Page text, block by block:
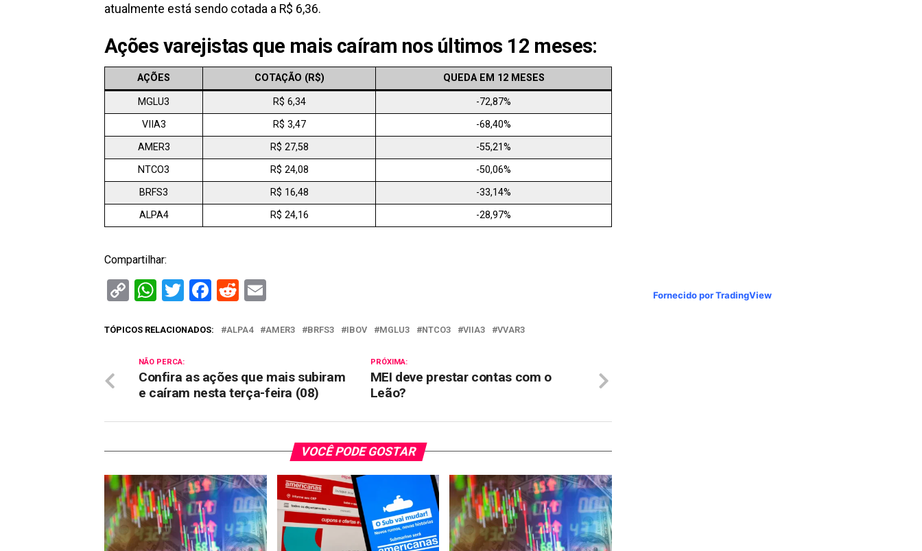
atualmente está sendo cotada a R$ 6,36.
Ações varejistas que mais caíram nos últimos 12 meses:
AÇÕES COTAÇÃO (R$) QUEDA EM 12 MESES
MGLU3 R$ 6,34
-72,87%
VIIA3
R$ 3,47
-68,40%
AMER3
R$ 27,58
-55,21%
NTCO3
R$ 24,08
-50,06%
BRFS3
R$ 16,48
-33,14%
ALPA4
R$ 24,16 -28,97%
Compartilhar:
CopyWhatsApp
Twitter
Facebook
Reddit
TÓPICOS RELACIONADOS: ALPA4 AMER3 BRFS3 IBOV MGLU3 NTCO3 VIIA3 VVAR3
PRÓXIMA:
MEI deve prestar contas com o
Leão?
NÃO PERCA:
Confira as ações que mais subiram
e caíram nesta terça-feira (08)
VOCÊ PODE GOSTAR
Fornecido por TradingView